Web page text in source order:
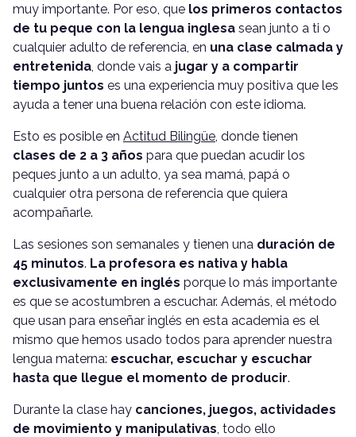
muy importante. Por eso, que los primeros contactos
de tu peque con la lengua inglesa sean junto a ti o
cualquier adulto de referencia, en una clase calmada y
entretenida , donde vais a jugar y a compartir
tiempo juntos es una experiencia muy positiva que les
ayuda a tener una buena relación con este idioma.
Esto es posible en Actitud Bilingüe , donde tienen
clases de 2 a 3 años para que puedan acudir los
peques junto a un adulto, ya sea mamá, papá o
cualquier otra persona de referencia que quiera
acompañarle.
Las sesiones son semanales y tienen una duración de
45 minutos. La profesora es nativa y habla
exclusivamente en inglés porque lo más importante
es que se acostumbren a escuchar. Además, el método
que usan para enseñar inglés en esta academia es el
mismo que hemos usado todos para aprender nuestra
lengua materna: escuchar, escuchar y escuchar
hasta que llegue el momento de producir.
Durante la clase hay canciones, juegos, actividades
de movimiento y manipulativas , todo ello